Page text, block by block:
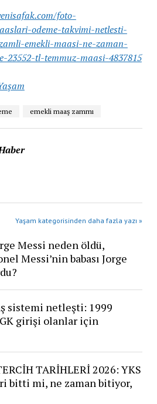
foto-
odeme-takvimi-netlesti-
emekli-maasi-ne-zaman-
23552-tl-temmuz-maasi-4837815
emekli maaş zammı
Yaşam kategorisinden daha fazla yazı »
Messi neden öldü,
Messi’nin babası Jorge
sistemi netleşti: 1999
girişi olanlar için
TARİHLERİ 2026: YKS
bitti mi, ne zaman bitiyor,